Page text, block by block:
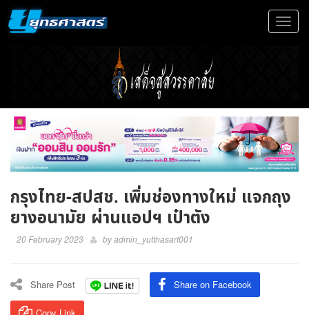
Toggle
กรุงไทย-สปสช. เพิ่มช่องทางใหม่ แจกถุง
ยางอนามัย ผ่านแอปฯ เป๋าตัง
20 February 2023 byadmin_yutthasart001
Share Post Share on Facebook